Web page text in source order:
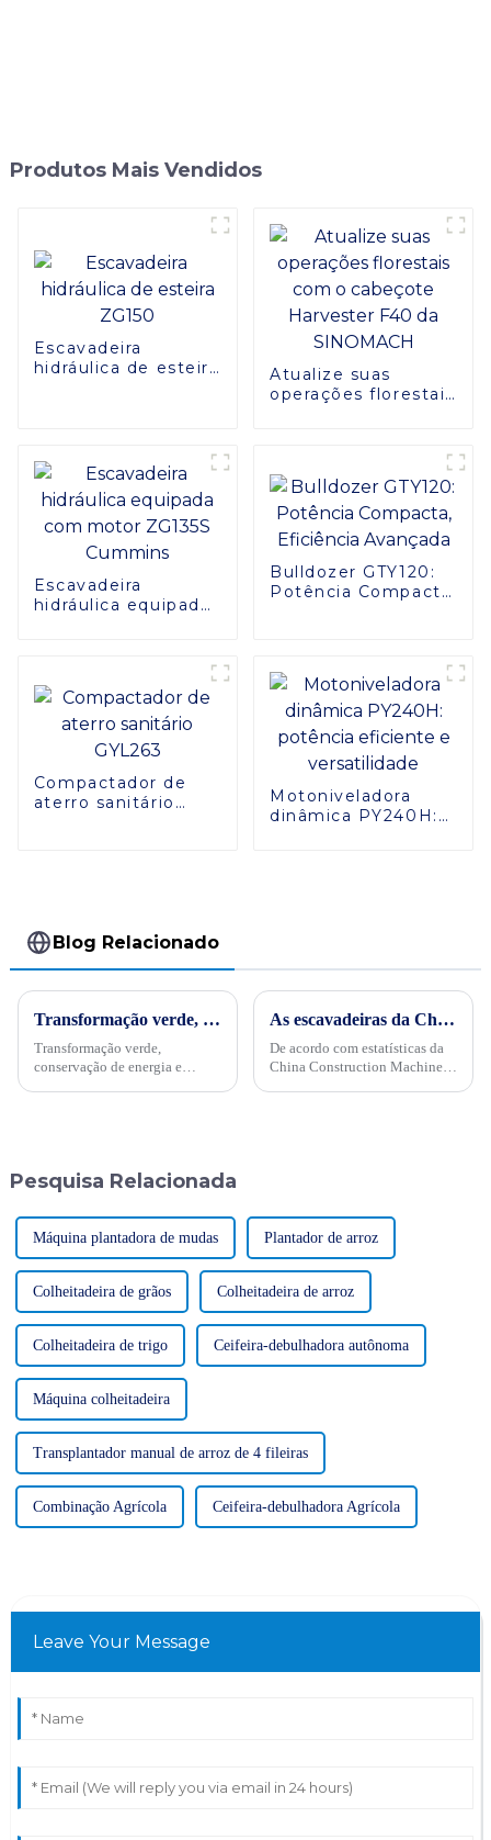
Produtos Mais Vendidos
Escavadeira
hidráulica de esteira
Atualize suas
operações florestais
Escavadeira
hidráulica equipada
Bulldozer GTY120:
Potência Compacta,
Compactador de
aterro sanitário
Motoniveladora
dinâmica PY240H:
Blog Relacionado
Transformação verde, conservação de energia e trabalho árduoPor ocasião da “34ª Semana Publicitária de Conservação de Energia” nacional de 2024, no dia 15 de maio, empresas internacionais realizaram projetos de energia
Transformação verde,
conservação de energia e
As escavadeiras da China ganham popularidade no exterior com um aumento significativo nos pedidos
De acordo com estatísticas da
China Construction Machinery
Pesquisa Relacionada
Máquina plantadora de mudas Plantador de arroz
Colheitadeira de grãos Colheitadeira de arroz
Colheitadeira de trigo Ceifeira-debulhadora autônoma
Máquina colheitadeira
Transplantador manual de arroz de 4 fileiras
Combinação Agrícola Ceifeira-debulhadora Agrícola
Leave Your Message